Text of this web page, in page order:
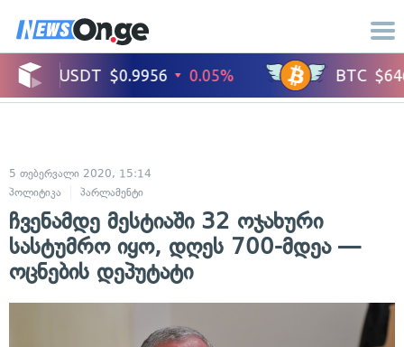
5 თებერვალი 2020, 15:14
პოლიტიკა
პარლამენტი
ჩვენამდე მესტიაში 32 ოჯახური
სასტუმრო იყო, დღეს 700-მდეა —
ოცნების დეპუტატი